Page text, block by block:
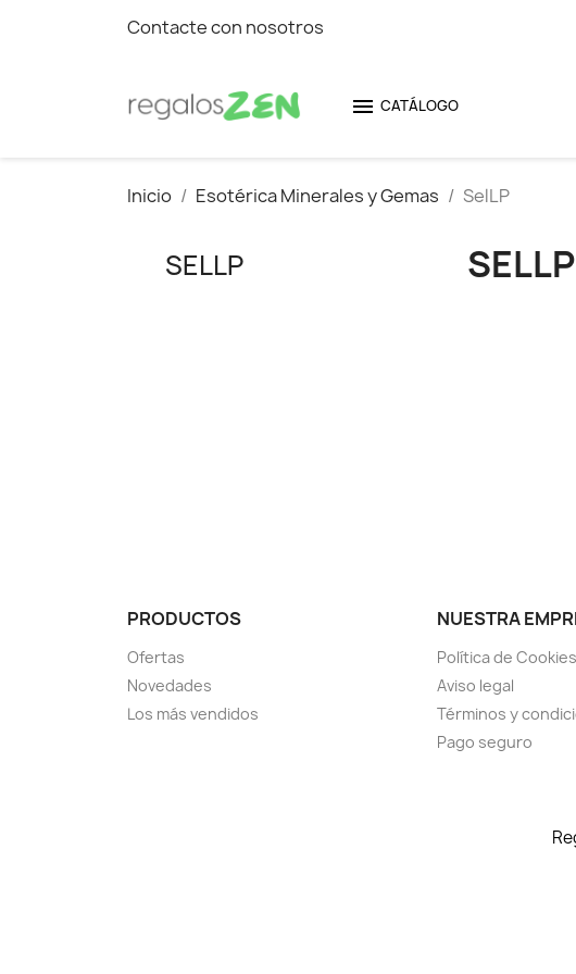
Contacte con nosotros
 CATÁLOGO
Inicio Esotérica Minerales y Gemas SelLP
SELLP SELLP
PRODUCTOS
Ofertas
Novedades
Los más vendidos
NUESTRA
Política de Cookies
Aviso legal
Términos y
Pago seguro